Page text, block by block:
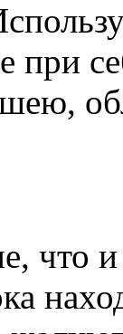
при
что